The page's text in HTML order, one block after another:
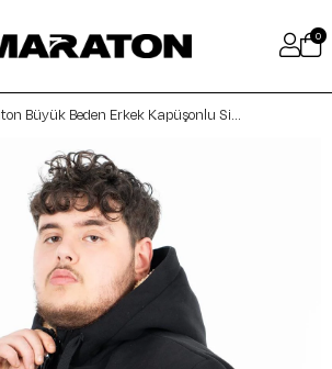
0
Maraton Büyük Beden Erkek Kapüşonlu Siyah- Mont